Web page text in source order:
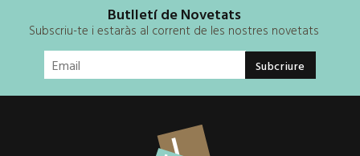
Butlletí de Novetats
Subscriu-te i estaràs al corrent de les nostres novetats